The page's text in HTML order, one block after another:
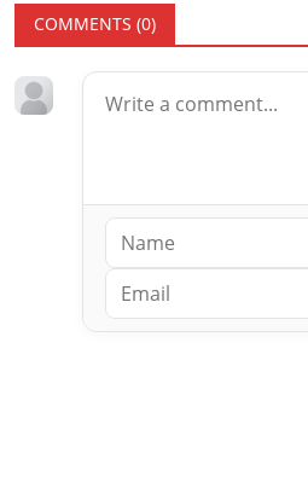
COMMENTS (0)